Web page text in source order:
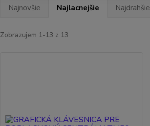
Najnovšie Najlacnejšie Najdrahšie
Zobrazujem 1-13 z 13